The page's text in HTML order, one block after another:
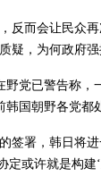
而会让民众再
疑，为何政府
已警告称，一
国朝野各党都
署，韩日将进
定或许就是构